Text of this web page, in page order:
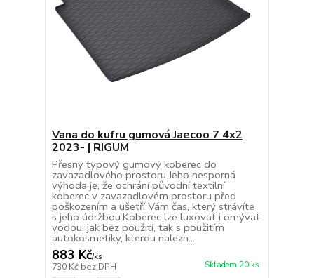
Vana do kufru gumová Jaecoo 7 4x2
2023- | RIGUM
Přesný typový gumový koberec do
zavazadlového prostoru.Jeho nesporná
výhoda je, že ochrání původní textilní
koberec v zavazadlovém prostoru před
poškozením a ušetří Vám čas, který strávíte
s jeho údržbou.Koberec lze luxovat i omývat
vodou, jak bez použití, tak s použitím
autokosmetiky, kterou nalezn...
883 Kč/ks
730 Kč bez DPH Skladem 20 ks